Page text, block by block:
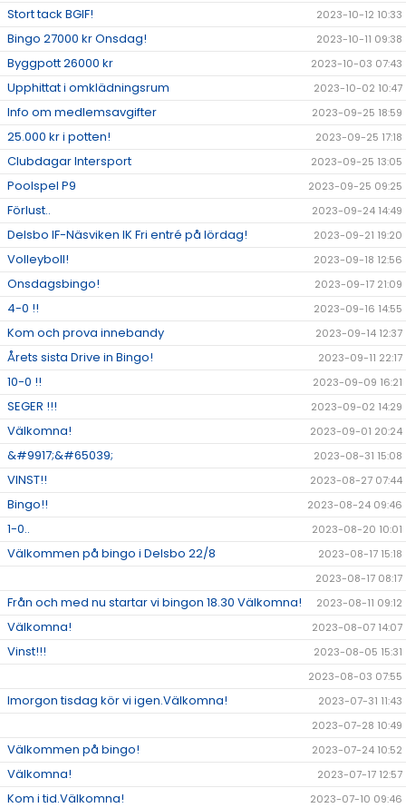
Stort tack BGIF! 2023-10-12 10:33
Bingo 27000 kr Onsdag! 2023-10-11 09:38
Byggpott 26000 kr 2023-10-03 07:43
Upphittat i omklädningsrum 2023-10-02 10:47
Info om medlemsavgifter 2023-09-25 18:59
25.000 kr i potten! 2023-09-25 17:18
Clubdagar Intersport 2023-09-25 13:05
Poolspel P9 2023-09-25 09:25
Förlust.. 2023-09-24 14:49
Delsbo IF-Näsviken IK Fri entré på lördag! 2023-09-21 19:20
Volleyboll! 2023-09-18 12:56
Onsdagsbingo! 2023-09-17 21:09
4-0 !! 2023-09-16 14:55
Kom och prova innebandy 2023-09-14 12:37
Årets sista Drive in Bingo! 2023-09-11 22:17
10-0 !! 2023-09-09 16:21
SEGER !!! 2023-09-02 14:29
Välkomna! 2023-09-01 20:24
&#9917;&#65039; 2023-08-31 15:08
VINST!! 2023-08-27 07:44
Bingo!! 2023-08-24 09:46
1-0.. 2023-08-20 10:01
Välkommen på bingo i Delsbo 22/8
2023-08-17 15:18
2023-08-17 08:17
Från och med nu startar vi bingon 18.30 Välkomna! 2023-08-11 09:12
Välkomna! 2023-08-07 14:07
Vinst!!!
2023-08-05 15:31
2023-08-03 07:55
Imorgon tisdag kör vi igen.Välkomna!
2023-07-31 11:43
2023-07-28 10:49
Välkommen på bingo! 2023-07-24 10:52
Välkomna! 2023-07-17 12:57
Kom i tid.Välkomna! 2023-07-10 09:46